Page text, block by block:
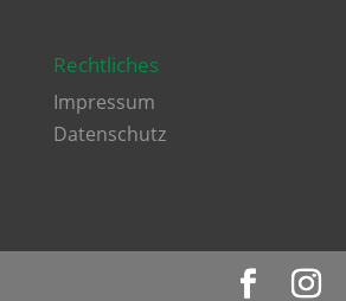
Rechtliches
Impressum
Datenschutz